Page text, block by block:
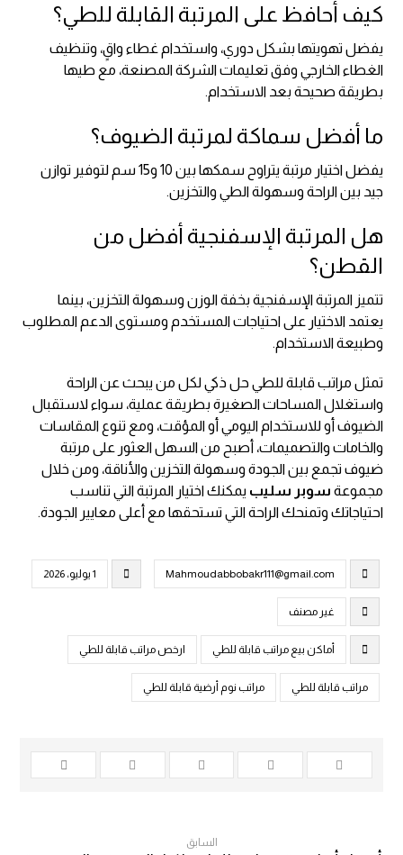
كيف أحافظ على المرتبة القابلة للطي؟
يفضل تهويتها بشكل دوري، واستخدام غطاء واقٍ، وتنظيف
الغطاء الخارجي وفق تعليمات الشركة المصنعة، مع طيها
بطريقة صحيحة بعد الاستخدام.
ما أفضل سماكة لمرتبة الضيوف؟
يفضل اختيار مرتبة يتراوح سمكها بين 10 و15 سم لتوفير توازن
جيد بين الراحة وسهولة الطي والتخزين.
هل المرتبة الإسفنجية أفضل من
القطن؟
تتميز المرتبة الإسفنجية بخفة الوزن وسهولة التخزين، بينما
يعتمد الاختيار على احتياجات المستخدم ومستوى الدعم المطلوب
وطبيعة الاستخدام.
تمثل مراتب قابلة للطي حل ذكي لكل من يبحث عن الراحة
واستغلال المساحات الصغيرة بطريقة عملية، سواء لاستقبال
الضيوف أو للاستخدام اليومي أو المؤقت، ومع تنوع المقاسات
والخامات والتصميمات، أصبح من السهل العثور على مرتبة
ضيوف تجمع بين الجودة وسهولة التخزين والأناقة، ومن خلال
مجموعة سوبر سليب يمكنك اختيار المرتبة التي تناسب
احتياجاتك وتمنحك الراحة التي تستحقها مع أعلى معايير الجودة.
Mahmoudabbobakr111@gmail.com 1 يوليو، 2026
غير مصنف
أماكن بيع مراتب قابلة للطي ارخص مراتب قابلة للطي
مراتب قابلة للطي مراتب نوم أرضية قابلة للطي
السابق